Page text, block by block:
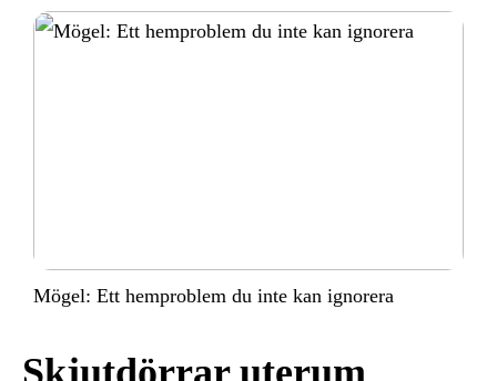
Mögel: Ett hemproblem du inte kan ignorera
Skjutdörrar uterum